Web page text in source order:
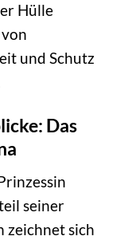
Hülle
und Schutz
Das
seiner
zeichnet sich